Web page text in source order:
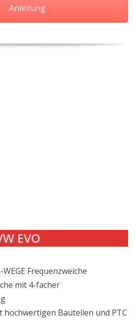
Anleitung
EVO
WEGE Frequenzweiche
mit 4-facher
hochwertigen Bauteilen und PTC